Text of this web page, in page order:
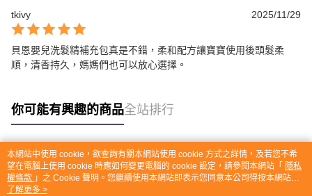
tkivy
2025/11/29
貝恩嬰兒洗髮精補充包真是不錯，柔和配方讓寶寶使用後頭髮柔
順，清香持久，媽媽們也可以放心選擇。
你可能有興趣的商品全站排行
熱門標籤
本網站中使用 cookie，欲查詢有關本網站使用 cookie 方式之詳情，及若您不希
望在電腦上使用 cookie 時應如何變更電腦的 cookie 設定，請參閱本網站「 隱私
權條款 」之 Cookie 聲明。您繼續使用本網站即表示您同意本公司得按本網站使
用條款之 Cookie 聲明使用 cookie。
了解更多 >